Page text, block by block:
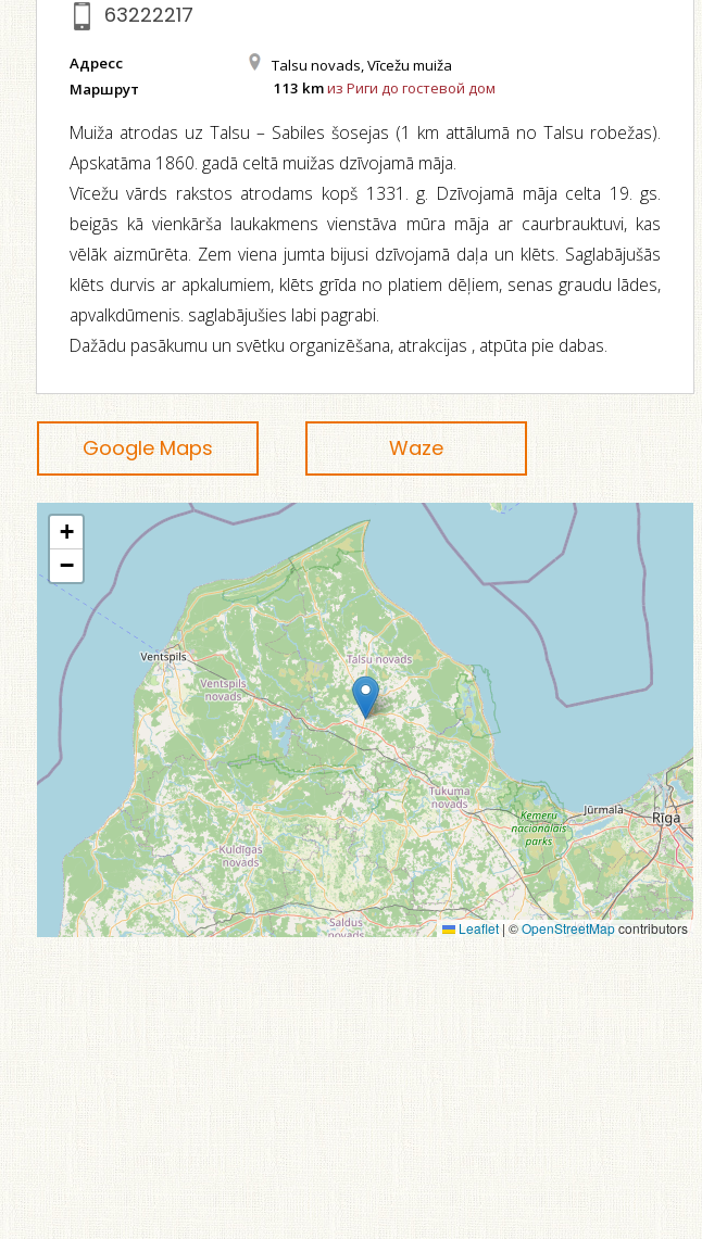
63222217
Адресс Talsu novads, Vīcežu muiža
Маршрут 113 kmиз Риги до гостевой дом
Muiža atrodas uz Talsu – Sabiles šosejas (1 km attālumā no Talsu robežas).
Apskatāma 1860. gadā celtā muižas dzīvojamā māja.
Vīcežu vārds rakstos atrodams kopš 1331. g. Dzīvojamā māja celta 19. gs.
beigās kā vienkārša laukakmens vienstāva mūra māja ar caurbrauktuvi, kas
vēlāk aizmūrēta. Zem viena jumta bijusi dzīvojamā daļa un klēts. Saglabājušās
klēts durvis ar apkalumiem, klēts grīda no platiem dēļiem, senas graudu lādes,
apvalkdūmenis. saglabājušies labi pagrabi.
Dažādu pasākumu un svētku organizēšana, atrakcijas , atpūta pie dabas.
Google Maps Waze
+
−
Leaflet | ©OpenStreetMapcontributors